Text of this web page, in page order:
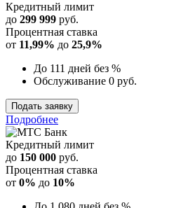
Кредитный лимит
до 299 999 руб.
Процентная ставка
от 11,99% до 25,9%
До 111 дней без %
Обслуживание 0 руб.
Подать заявку
Подробнее
Кредитный лимит
до 150 000 руб.
Процентная ставка
от 0% до 10%